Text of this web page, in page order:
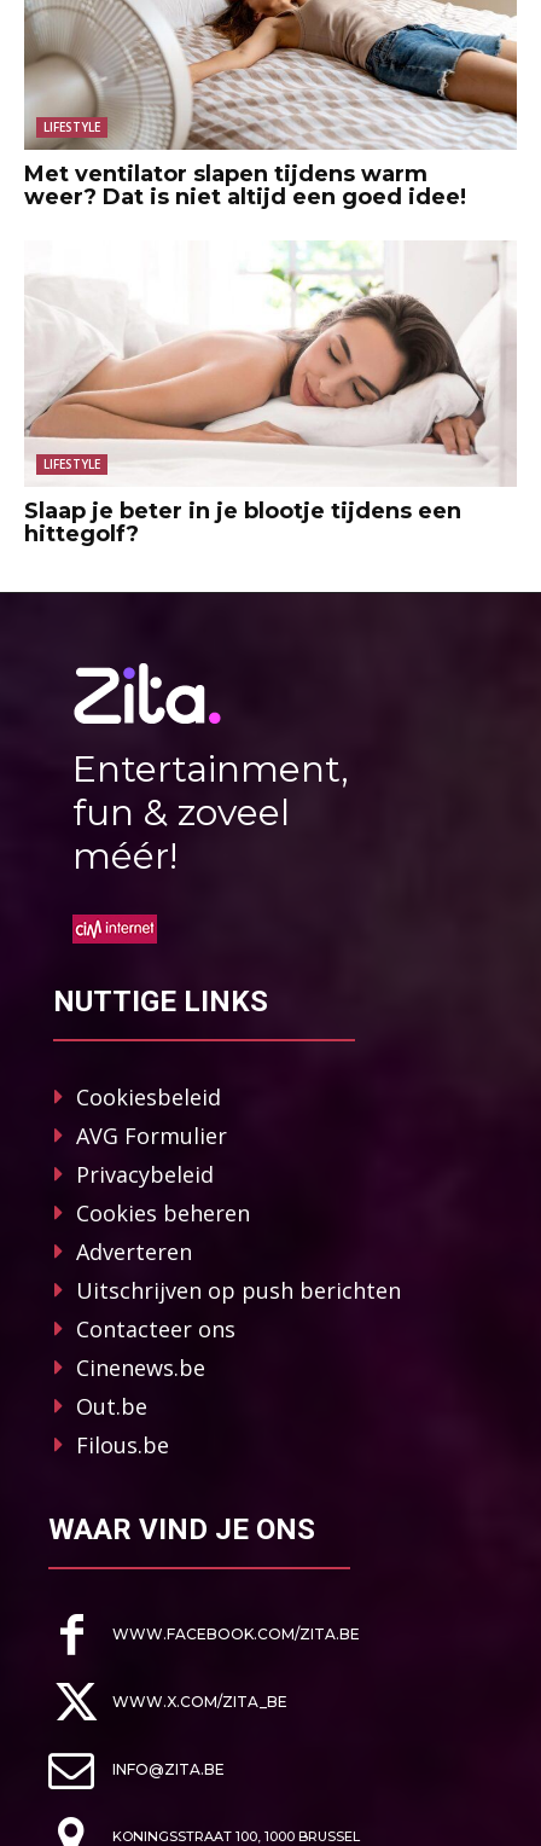
LIFESTYLE
Met ventilator slapen tijdens warm
weer? Dat is niet altijd een goed idee!
LIFESTYLE
Slaap je beter in je blootje tijdens een
hittegolf?
Entertainment,
fun & zoveel
méér!
NUTTIGE LINKS
Cookiesbeleid
AVG Formulier
Privacybeleid
Cookies beheren
Adverteren
Uitschrijven op push berichten
Contacteer ons
Cinenews.be
Out.be
Filous.be
WAAR VIND JE ONS
WWW.FACEBOOK.COM/ZITA.BE
WWW.X.COM/ZITA_BE
INFO@ZITA.BE
KONINGSSTRAAT 100, 1000 BRUSSEL